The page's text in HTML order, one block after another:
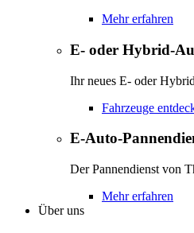
Mehr erfahren
E- oder Hybrid-
Ihr neues E- oder
Fahrzeuge
E-Auto-
Der Pannendienst von
Mehr erfahren
Über uns